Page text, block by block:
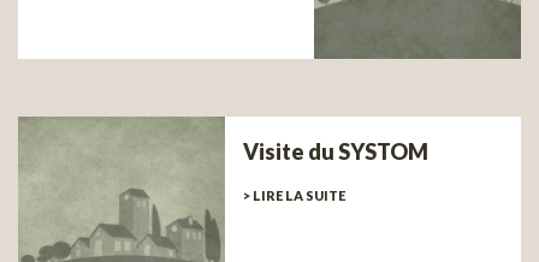
Visite du SYSTOM
> LIRE LA SUITE